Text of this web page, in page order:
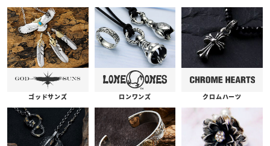
ゴッドサンズ ロンワンズ クロムハーツ